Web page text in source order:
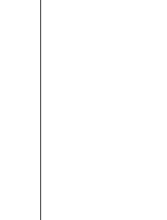
Wall Street